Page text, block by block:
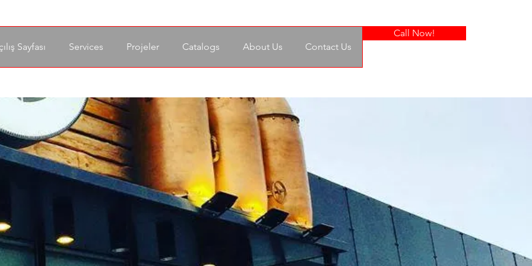
Sayfası Services Projeler Catalogs About Us Contact Us
Call Now!